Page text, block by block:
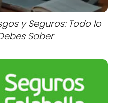
y Seguros: Todo lo
Saber